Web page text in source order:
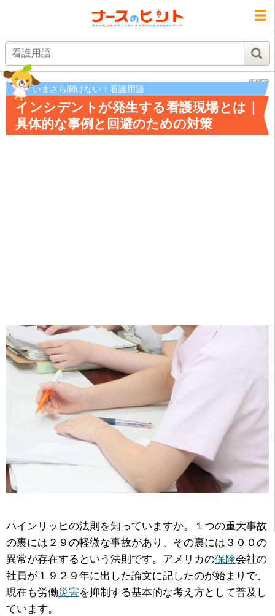
(2018/07/23)
いまさら聞けない！看護用語
インシデントが発生する看護現場とは｜
具体的な事例と回避のための対策
ハインリッヒの法則を知っていますか。１つの重大事故
の裏には２９の軽微な事故があり、その裏には３００の
異常が存在するという法則です。アメリカの保険会社の
社員が１９２９年に出した論文に記したのが始まりで、
現在も労働災害を抑制する基本的な考え方として普及し
ています。